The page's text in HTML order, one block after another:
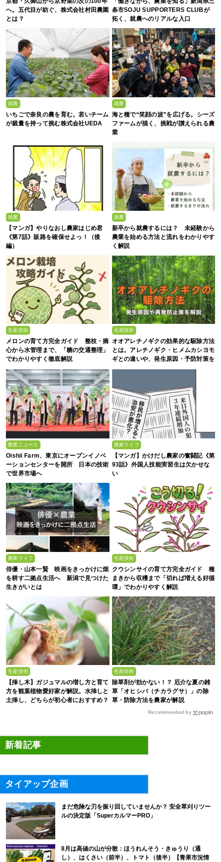
へ。五代目が紡ぐ、株式会社村田農園
とは？
条市SOJU SUPPORTERS CLUBが
拓く、就農へのリアルな入口
就農
いちごで奈良の農を育む。若いチーム
が裁量を持って挑む株式会社UEDA
就農
海と種で“笑顔の波”を広げる。シーズ
ファームが描く、挑戦が讃えられる農
業
就農
【マンガ】やりなおし農家はじめ君
《第7話》販路を確保せよっ！（後
編）
就農
新卒から就農するには？ 未経験から
農業を始める方法と流れをわかりやす
く解説
生産技術
メロンの育て方完全ガイド 整枝・摘
心から水管理まで、「糖の交通整理」
でわかりやすく徹底解説
生産技術
オオアレチノギクの効果的な駆除方法
とは。アレチノギク・ヒメムカシヨモ
ギとの違いや、発生原因・予防対策を
解説
農業ニュース
Oishii Farm、東京にオープンイノベ
ーションセンターを開所 日本の技術
で世界市場へ
農家ライフ
【マンガ】かけだし農家の奮闘記《第
93話》外国人技能実習生は欠かせな
い
農家ライフ
俳優・山本一賢 映画をきっかけに畑
を耕す二拠点生活へ 新潟で見つけた
生きがいとは
生産技術
クウシンサイの育て方完全ガイド 種
まきから収穫まで「切れば増える好循
環」でわかりやすく解説
生産技術
【挿し木】ガジュマルの増し方と育て
方を観葉植物愛好家が解説。水挿しと
土挿し、どちらが初心者におすすめ？
生産技術
除草剤が効かない！？ 厄介な夏の雑
草「オヒシバ（チカラグサ）」の除
草・防除方法を農家が解説
Recommended by
新着記事
タイアップ企画
まだ危険な刃を振り回していませんか？ 安全草刈りツー
ルの決定版「SuperカルマーPRO」
8月は高値の山が分散：ほうれんそう・きゅうり（通
し）、はくさい（前半）、トマト（後半）【青果市況情